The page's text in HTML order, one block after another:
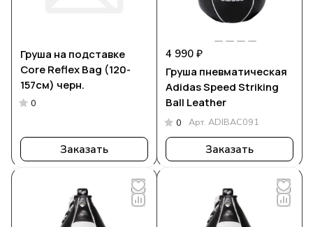
Груша на подставке
Core Reflex Bag (120-
157см) черн.
0
Заказать
4 990 ₽
Груша пневматическая
Adidas Speed Striking
Ball Leather
0 Арт. ADIBAC091
Заказать